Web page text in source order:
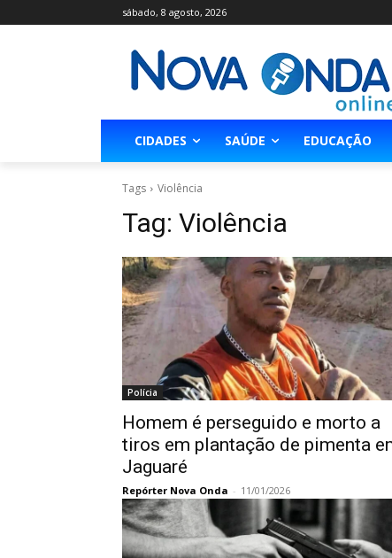
sábado, 8 agosto, 2026
CIDADES SAÚDE EDUCAÇÃO
Tags Violência
Tag: Violência
Polícia
Homem é perseguido e morto a
tiros em plantação de pimenta
Jaguaré
Repórter Nova Onda - 11/01/2026